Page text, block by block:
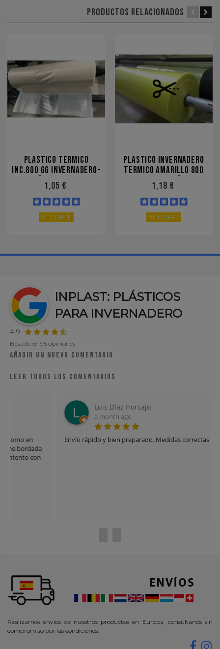
PRODUCTOS RELACIONADOS
PLÁSTICO TÉRMICO
INC.800 GG INVERNADERO-
3 AÑOS-5000PPM
1,05 €
AL CORTE
PLÁSTICO INVERNADERO
TERMICO AMARILLO 800
GALGAS-3 AÑOS
1,18 €
AL CORTE
INPLAST: PLÁSTICOS
PARA INVERNADERO
4.9
Basado en 95 opiniones
Añadir un nuevo comentario
Leer todos los comentarios
Luis Díaz Horcajo
a month ago
Envío rápido y bien preparado. Medidas correctas.
Realizamos envíos de nuestros productos en Europa, consúltanos sin
compromiso por las condiciones.